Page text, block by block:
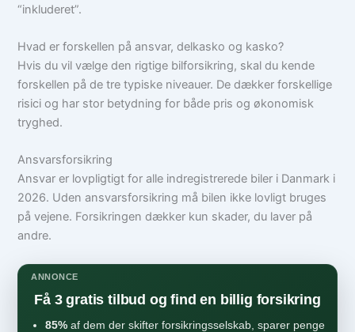
“inkluderet”.
Hvad er forskellen på ansvar, delkasko og kasko?
Hvis du vil vælge den rigtige bilforsikring, skal du kende
forskellen på de tre typiske niveauer. De dækker forskellige
risici og har stor betydning for både pris og økonomisk
tryghed.
Ansvarsforsikring
Ansvar er lovpligtigt for alle indregistrerede biler i Danmark i
2026. Uden ansvarsforsikring må bilen ikke lovligt bruges
på vejene. Forsikringen dækker kun skader, du laver på
andre.
ANNONCE
Få 3 gratis tilbud og find en billig forsikring
85% af dem der skifter forsikringsselskab, sparer penge